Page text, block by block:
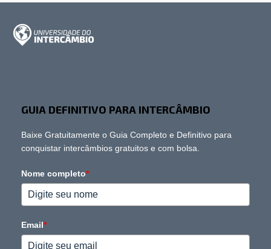
GUIA DEFINITIVO PARA INTERCÂMBIO
Baixe Gratuitamente o Guia Completo e Definitivo para
conquistar intercâmbios gratuitos e com bolsa.
Nome completo*
Email*